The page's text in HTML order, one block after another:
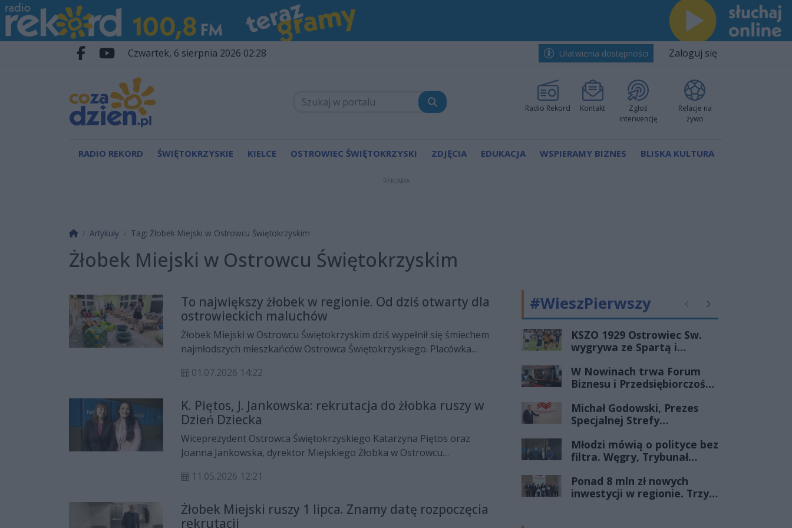
Przejdź do głównych treści
Przejdź do wyszukiwarki
Przejdź do głównego menu
Facebook.com
Youtube.com
czwartek, 6 sierpnia 2026 02:28 Ułatwienia dostępności Zaloguj się
Radio Rekord Kontakt
Zgłoś
interwencję
Relacje na
żywo
RADIO REKORD ŚWIĘTOKRZYSKIE KIELCE OSTROWIEC ŚWIĘTOKRZYSKI ZDJĘCIA EDUKACJA WSPIERAMY BIZNES BLISKA KULTURA
REKLAMA
Strona główna
Artykuły Tag: Żłobek Miejski w Ostrowcu Świętokrzyskim
Żłobek Miejski w Ostrowcu Świętokrzyskim
To największy żłobek w regionie. Od dziś otwarty dla
ostrowieckich maluchów
Żłobek Miejski w Ostrowcu Świętokrzyskim dziś wypełnił się śmiechem
najmłodszych mieszkańców Ostrowca Świętokrzyskiego. Placówka
realizować swoje plany, wrócić do pracy czy rozwijać działalność.
01.07.2026 14:22
K. Piętos, J. Jankowska: rekrutacja do żłobka ruszy w
Dzień Dziecka
Wiceprezydent Ostrowca Świętokrzyskiego Katarzyna Piętos oraz
Joanna Jankowska, dyrektor Miejskiego Żłobka w Ostrowcu
12:00. Rozmawiałyśmy przede wszystkim o rekrutacji do żłobka,
daty, panie przekazały cenne informacje dla rodziców, którzy planują
wysłać swoją pociechę do tej placówki. Co teraz się dzieje na terenie
11.05.2026 12:21
Żłobek Miejski ruszy 1 lipca. Znamy datę rozpoczęcia
rekrutacji
#WieszPierwszy PoprzednieNastępne
KSZO 1929 Ostrowiec Sw.
wygrywa ze Spartą i
barażach o 2 ligę
W Nowinach trwa Forum
Biznesu i Przedsiębiorczości-
Michał Godowski, Prezes
Specjalnej Strefy
„Starachowice”, gościem
Porannej Rozmowy Radia
Młodzi mówią o polityce bez
filtra. Węgry, Trybunał
młode pokolenie naprawdę
zmienia zasady gry
Ponad 8 mln zł nowych
inwestycji w regionie. Trzy